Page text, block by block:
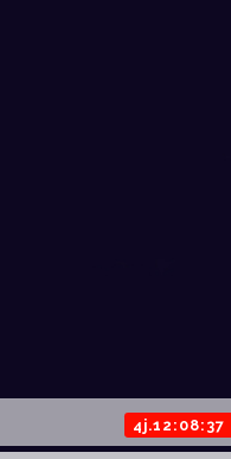
4j.12:08:37